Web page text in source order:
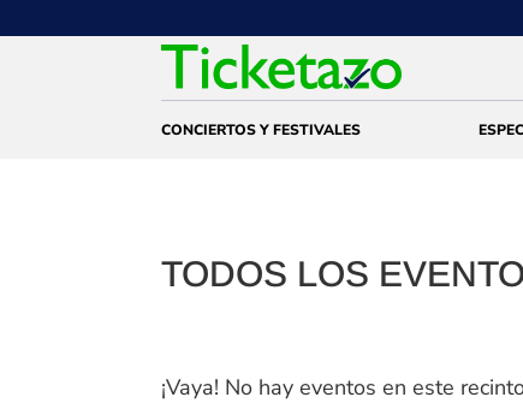
CONCIERTOS Y FESTIVALES
TODOS LOS
¡Vaya! No hay eventos en este